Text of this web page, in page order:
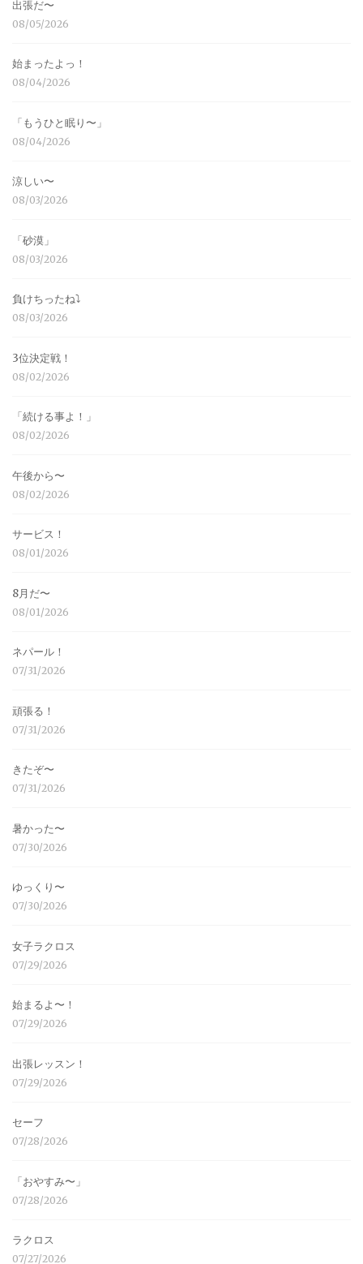
出張だ〜
08/05/2026
始まったよっ！
08/04/2026
「もうひと眠り〜」
08/04/2026
涼しい〜
08/03/2026
「砂漠」
08/03/2026
負けちったね⤵︎
08/03/2026
3位決定戦！
08/02/2026
「続ける事よ！」
08/02/2026
午後から〜
08/02/2026
サービス！
08/01/2026
8月だ〜
08/01/2026
ネパール！
07/31/2026
頑張る！
07/31/2026
きたぞ〜
07/31/2026
暑かった〜
07/30/2026
ゆっくり〜
07/30/2026
女子ラクロス
07/29/2026
始まるよ〜！
07/29/2026
出張レッスン！
07/29/2026
セーフ
07/28/2026
「おやすみ〜」
07/28/2026
ラクロス
07/27/2026